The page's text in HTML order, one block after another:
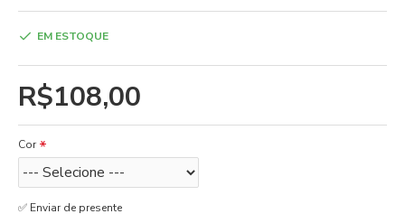
R$108,00
EM ESTOQUE
Cor
✅ Enviar de presente